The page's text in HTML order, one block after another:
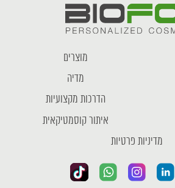
מוצרים
מדיה
הדרכות מקצועיות
איתור קוסמטיקאית
מדיניות פרטיות